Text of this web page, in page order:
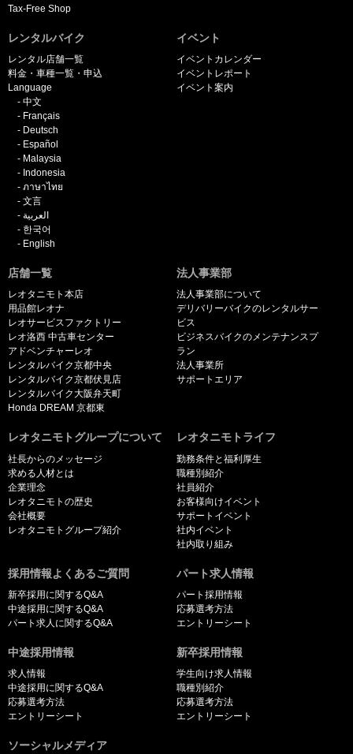
Tax-Free Shop
レンタルバイク
レンタル店舗一覧
料金・車種一覧・申込
Language
中文
Français
Deutsch
Español
Malaysia
Indonesia
ภาษาไทย
文言
العربية
한국어
English
イベント
イベントカレンダー
イベントレポート
イベント案内
店舗一覧
レオタニモト本店
用品館レオナ
レオサービスファクトリー
レオ洛西 中古車センター
アドベンチャーレオ
レンタルバイク京都中央
レンタルバイク京都伏見店
レンタルバイク大阪弁天町
Honda DREAM 京都東
法人事業部
法人事業部について
デリバリーバイクのレンタルサー
ビス
ビジネスバイクのメンテナンスプ
ラン
法人事業所
サポートエリア
レオタニモトグループについて
社長からのメッセージ
求める人材とは
企業理念
レオタニモトの歴史
会社概要
レオタニモトグループ紹介
レオタニモトライフ
勤務条件と福利厚生
職種別紹介
社員紹介
お客様向けイベント
サポートイベント
社内イベント
社内取り組み
採用情報よくあるご質問
新卒採用に関するQ&A
中途採用に関するQ&A
パート求人に関するQ&A
パート求人情報
パート採用情報
応募選考方法
エントリーシート
中途採用情報
求人情報
中途採用に関するQ&A
応募選考方法
エントリーシート
新卒採用情報
学生向け求人情報
職種別紹介
応募選考方法
エントリーシート
ソーシャルメディア